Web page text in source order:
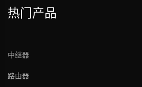
热门产品
中继器
路由器